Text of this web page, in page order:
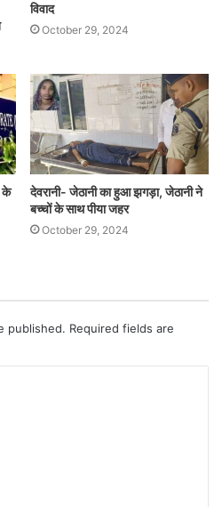
विवाद
October 29, 2024
के
देवरानी- जेठानी का हुआ झगड़ा, जेठानी ने
बच्चों के साथ पीया जहर
October 29, 2024
published. Required fields are